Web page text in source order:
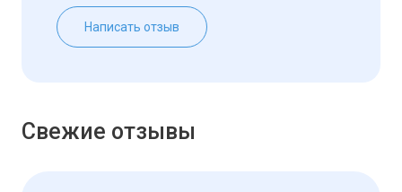
Написать отзыв
Свежие отзывы